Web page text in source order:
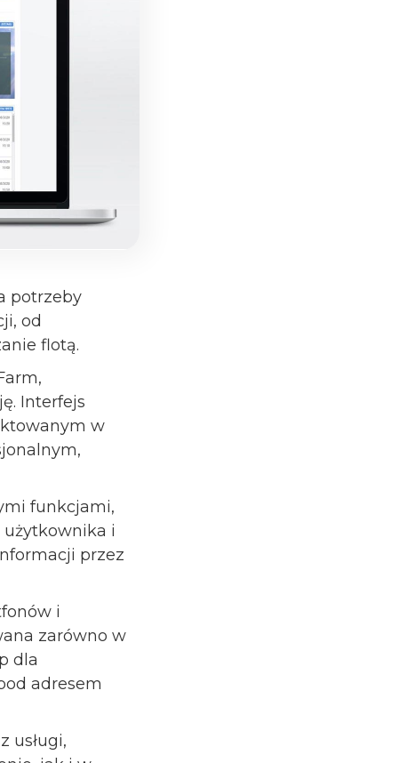
potrzeby
od
flotą.
Interfejs
w
funkcjami,
użytkownika i
przez
i
zarówno w
dla
adresem
usługi,